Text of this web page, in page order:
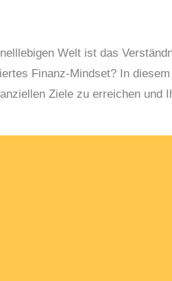
Welt ist das
Finanz-Mindset? In
Ziele zu erreichen und